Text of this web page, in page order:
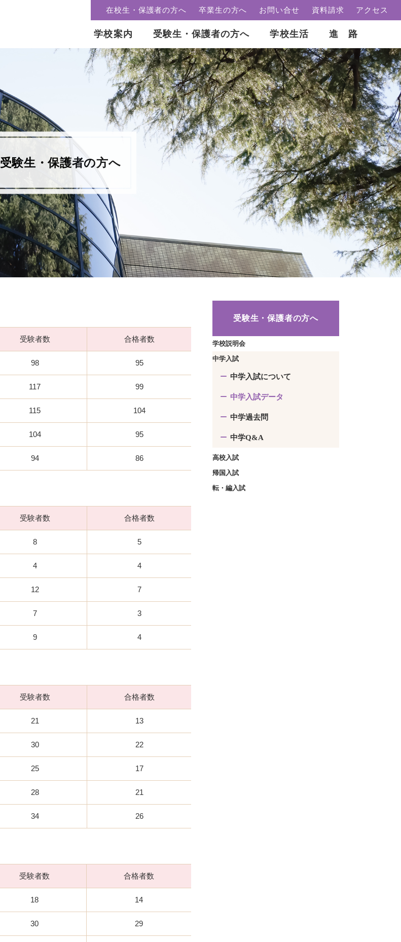
在校生・保護者の方へ 卒業生の方へ お問い合せ 資料請求 アクセス
学校案内 受験生・保護者の方へ 学校生活 進 路
受験生・保護者の方へ
受験者数 合格者数
98 95
117 99
115 104
104 95
94 86
受験者数 合格者数
8 5
4 4
12 7
7 3
9 4
受験者数 合格者数
21 13
30 22
25 17
28 21
34 26
受験者数 合格者数
18 14
30 29
受験生・保護者の方へ
学校説明会
中学入試
中学入試について
中学入試データ
中学過去問
中学Q&A
高校入試
帰国入試
転・編入試